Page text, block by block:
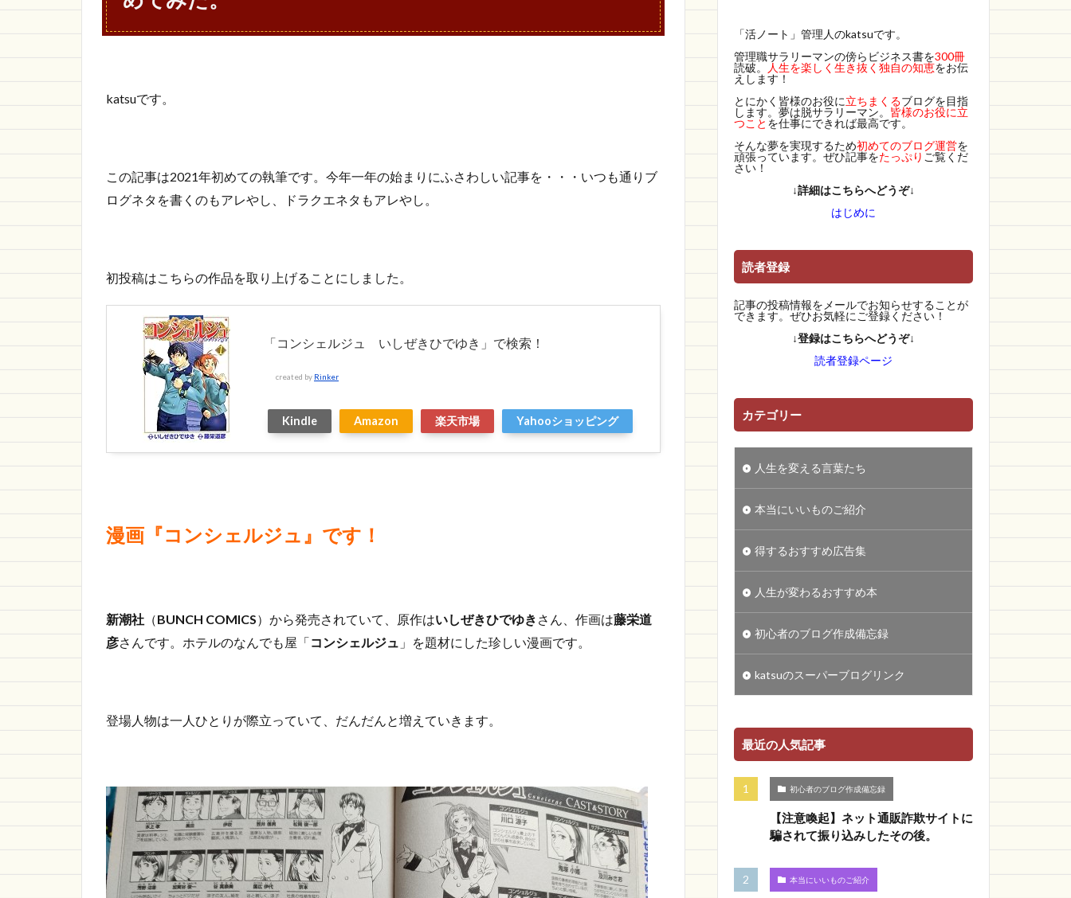
名
リー
た。
1.1
名
名ス
トー
ー！
ルを
ルっ
て何
相手
の立
こと
1.4
媚び
へつ
らう
こと
をし
katsuです。
この記事は2021年初めての執筆です。今年一年の始まりにふさわしい記事を・・・いつも通りブ
ログネタを書くのもアレやし、ドラクエネタもアレやし。
初投稿はこちらの作品を取り上げることにしました。
「コンシェルジュ いしぜきひでゆき」で検索！
created by Rinker
Kindle Amazon 楽天市場 Yahooショッピング
漫画『コンシェルジュ』です！
新潮社 （BUNCH COMICS）から発売されていて、原作はいしぜきひでゆき さん、作画は藤栄道
彦さんです。ホテルのなんでも屋「コンシェルジュ 」を題材にした珍しい漫画です。
登場人物は一人ひとりが際立っていて、だんだんと増えていきます。
「活ノート」管理人のkatsuです。
管理職サラリーマンの傍らビジネス書を300冊
読破。
人生を楽しく生き抜く独自の知恵をお伝
えします！
とにかく皆様のお役に立ちまくるブログを目指
します。夢は脱サラリーマン。 皆様のお役に立
つこと を仕事にできれば最高です。
そんな夢を実現するため初めてのブログ運営を
頑張っています。ぜひ記事をたっぷり ご覧くだ
さい！
↓詳細はこちらへどうぞ↓
はじめに
読者登録
記事の投稿情報をメールでお知らせすることが
できます。ぜひお気軽にご登録ください！
↓登録はこちらへどうぞ↓
読者登録ページ
カテゴリー
人生を変える言葉たち
本当にいいものご紹介
得するおすすめ広告集
人生が変わるおすすめ本
初心者のブログ作成備忘録
katsuのスーパーブログリンク
最近の人気記事
初心者のブログ作成備忘録
【注意喚起】ネット通販詐欺サイトに
騙されて振り込みしたその後。
本当にいいものご紹介